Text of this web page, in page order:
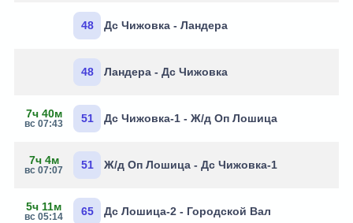
48 Дс Чижовка - Ландера
48 Ландера - Дс Чижовка
7ч 40м
вс 07:43 51 Дс Чижовка-1 - Ж/д Оп Лошица
7ч 4м
вс 07:07 51 Ж/д Оп Лошица - Дс Чижовка-1
5ч 11м
вс 05:14 65 Дс Лошица-2 - Городской Вал